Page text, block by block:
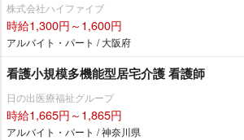
株式会社ハイファイブ
時給1,300円～1,600円
アルバイト・パート / 大阪府
看護小規模多機能型居宅介護 看護師
日の出医療福祉グループ
時給1,665円～1,865円
アルバイト・パート / 神奈川県